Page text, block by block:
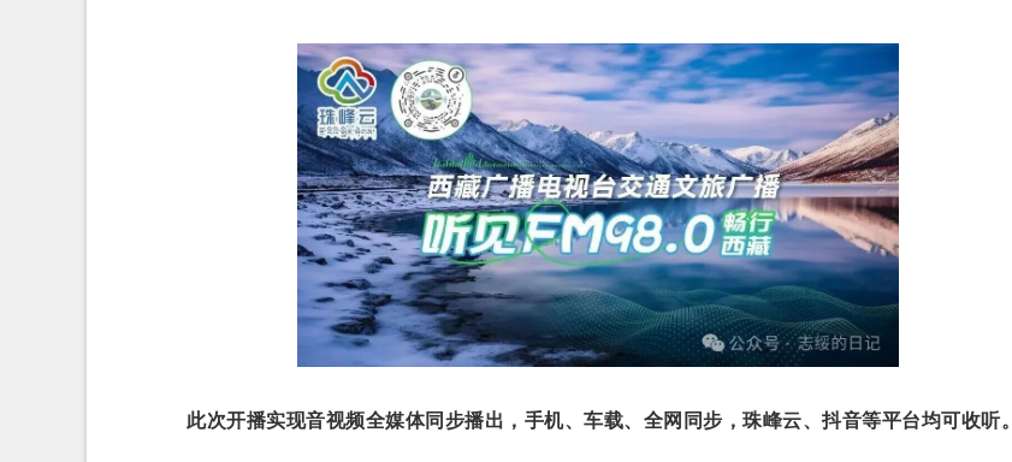
此次开播实现音视频全媒体同步播出，手机、车载、全网同步，珠峰云、抖音等平台均可收听。